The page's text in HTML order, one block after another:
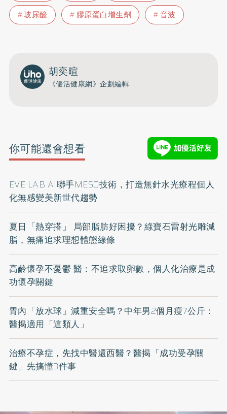
玻尿酸 膠原蛋白增生劑 音波
胡奕暄
《優活健康網》企劃編輯
你可能還會想看
EVE LAB AI聯手MESO技術，打造無針水光療程個人
化無感變美新世代趨勢
夏日「熱穿搭」 局部脂肪好困擾？綠寶石雷射光雕減
脂，無痛追求理想體態線條
高齡懷孕不憂鬱 醫：不追求取卵數，個人化治療是成
功懷孕關鍵
胃內「放水球」減重安全嗎？中年男2個月瘦7公斤：
醫揭適用「這類人」
治療不孕症，先找中醫還西醫？醫揭「成功受孕關
鍵」先搞懂3件事